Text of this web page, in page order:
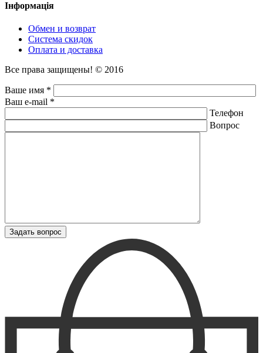
Інформація
Обмен и возврат
Система скидок
Оплата и доставка
Все права защищены! © 2016
Ваше имя *
Ваш e-mail *
Телефон
Вопрос